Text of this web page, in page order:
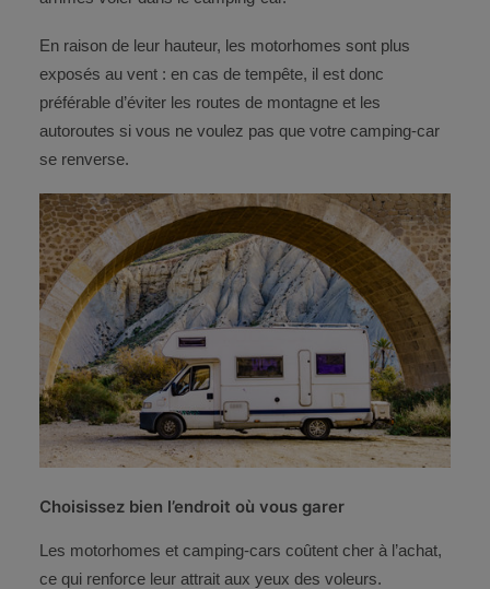
En raison de leur hauteur, les motorhomes sont plus
exposés au vent : en cas de tempête, il est donc
préférable d’éviter les routes de montagne et les
autoroutes si vous ne voulez pas que votre camping-car
se renverse.
Choisissez bien l’endroit où vous garer
Les motorhomes et camping-cars coûtent cher à l’achat,
ce qui renforce leur attrait aux yeux des voleurs.